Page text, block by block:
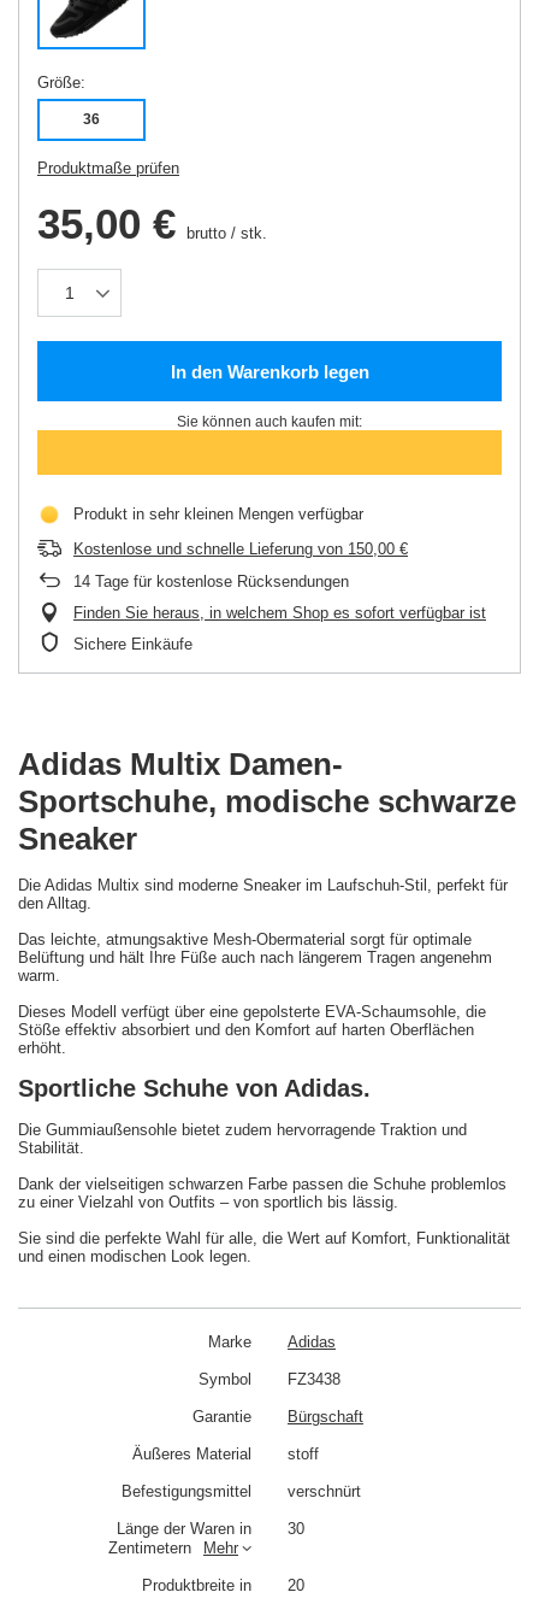
Größe
36
Produktmaße prüfen
35,00 € brutto / stk.
In den Warenkorb legen
Sie können auch kaufen mit:
Produkt in sehr kleinen Mengen verfügbar
Kostenlose und schnelle Lieferung von 150,00 €
14 Tage für kostenlose Rücksendungen
Finden Sie heraus, in welchem Shop es sofort verfügbar ist
Sichere Einkäufe
Adidas Multix Damen-
Sportschuhe, modische schwarze
Sneaker
Die Adidas Multix sind moderne Sneaker im Laufschuh-Stil, perfekt für
den Alltag.
Das leichte, atmungsaktive Mesh-Obermaterial sorgt für optimale
Belüftung und hält Ihre Füße auch nach längerem Tragen angenehm
warm.
Dieses Modell verfügt über eine gepolsterte EVA-Schaumsohle, die
Stöße effektiv absorbiert und den Komfort auf harten Oberflächen
erhöht.
Sportliche Schuhe von Adidas.
Die Gummiaußensohle bietet zudem hervorragende Traktion und
Stabilität.
Dank der vielseitigen schwarzen Farbe passen die Schuhe problemlos
zu einer Vielzahl von Outfits – von sportlich bis lässig.
Sie sind die perfekte Wahl für alle, die Wert auf Komfort, Funktionalität
und einen modischen Look legen.
Marke Adidas
Symbol FZ3438
Garantie Bürgschaft
Äußeres Material stoff
Befestigungsmittel verschnürt
Länge der Waren in
Zentimetern
Mehr
30
Produktbreite in
20